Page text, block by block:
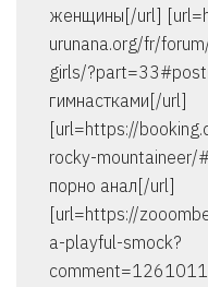
женщины[/url]
urunana.org/fr/
girls/
гимнастками[/url]
[url=https://
rocky-
порно анал[/url]
[url=https://
a-playful-smock?